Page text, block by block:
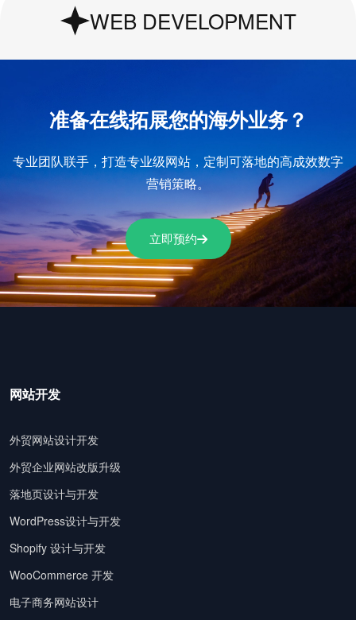
UI & UX Design
准备在线拓展您的海外业务？
专业团队联手，打造专业级网站，定制可落地的高成效数字
营销策略。
立即预约
网站开发
外贸网站设计开发
外贸企业网站改版升级
落地页设计与开发
WordPress设计与开发
Shopify 设计与开发
WooCommerce 开发
电子商务网站设计